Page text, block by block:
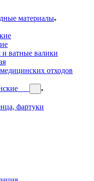
материалы
ватные валики
отходов
фартуки